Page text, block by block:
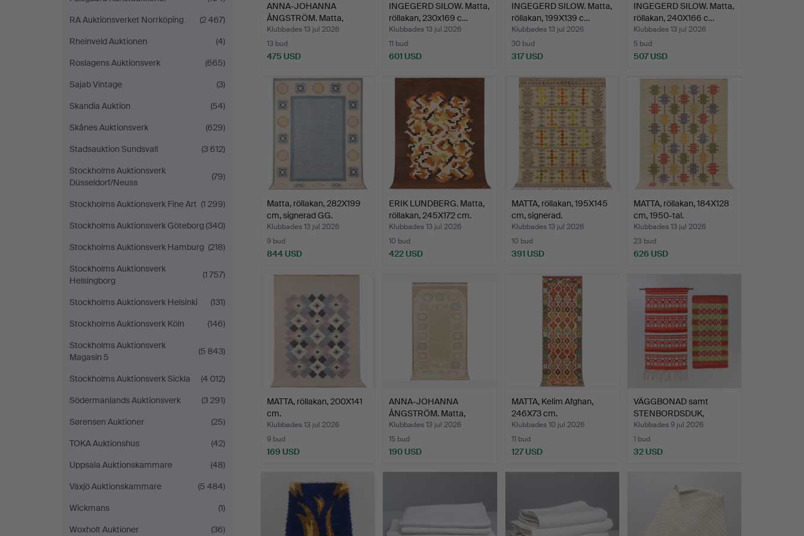
RA Auktionsverket Norrköping
(2 467)
Rheinveld Auktionen
(4)
Roslagens Auktionsverk
(665)
Sajab Vintage
(3)
Skandia Auktion
(54)
Skånes Auktionsverk
(629)
Stadsauktion Sundsvall
(3 612)
Stockholms Auktionsverk
Düsseldorf/Neuss
(79)
Stockholms Auktionsverk Fine Art (1 299)
Stockholms Auktionsverk Göteborg(340)
Stockholms Auktionsverk Hamburg (218)
Stockholms Auktionsverk
Helsingborg
(1 757)
Stockholms Auktionsverk Helsinki
(131)
Stockholms Auktionsverk Köln
(146)
Stockholms Auktionsverk
Magasin 5
(5 843)
Stockholms Auktionsverk Sickla
(4 012)
Södermanlands Auktionsverk
(3 291)
Sørensen Auktioner
(25)
TOKA Auktionshus
(42)
Uppsala Auktionskammare
(48)
Växjö Auktionskammare
(5 484)
Wickmans
(1)
Woxholt Auktioner
(36)
ANNA-JOHANNA
ÅNGSTRÖM. Matta,
röllakan, 23…
Klubbades 13 jul 2026
13 bud
475 USD
INGEGERD SILOW. Matta,
röllakan, 230x169 c…
Klubbades 13 jul 2026
11 bud
601 USD
INGEGERD SILOW. Matta,
röllakan, 199X139 c…
Klubbades 13 jul 2026
30 bud
317 USD
INGEGERD SILOW. Matta,
röllakan, 240X166 c…
Klubbades 13 jul 2026
5 bud
507 USD
Matta, röllakan, 282X199
cm, signerad GG.
Klubbades 13 jul 2026
9 bud
844 USD
ERIK LUNDBERG. Matta,
röllakan, 245X172 cm.
Klubbades 13 jul 2026
10 bud
422 USD
MATTA, röllakan, 195X145
cm, signerad.
Klubbades 13 jul 2026
10 bud
391 USD
MATTA, röllakan, 184X128
cm, 1950-tal.
Klubbades 13 jul 2026
23 bud
626 USD
MATTA, röllakan, 200X141
cm.
Klubbades 13 jul 2026
9 bud
169 USD
ANNA-JOHANNA
ÅNGSTRÖM. Matta,
röllakan, 17…
Klubbades 13 jul 2026
15 bud
190 USD
MATTA, Kelim Afghan,
246X73 cm.
Klubbades 10 jul 2026
11 bud
127 USD
VÄGGBONAD samt
STENBORDSDUK,
allmoge.
Klubbades 9 jul 2026
1 bud
32 USD